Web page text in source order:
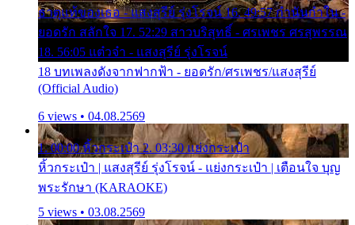
ธาตุแท้ของเธอ - แสงสุรีย์ รุ่งโรจน์ 16. 49:57 กำนันกำใน -
ยอดรัก สลักใจ 17. 52:29 สาวบริสุทธิ์ - ศรเพชร ศรสุพรรณ
18. 56:05 แต๋วจ๋า - แสงสุรีย์ รุ่งโรจน์
18 บทเพลงดังจากฟากฟ้า - ยอดรัก/ศรเพชร/แสงสุรีย์
(Official Audio)
6 views • 04.08.2569
1. 00:00 หิ้วกระเป๋า 2. 03:30 แย่งกระเป๋า
หิ้วกระเป๋า | แสงสุรีย์ รุ่งโรจน์ - แย่งกระเป๋า | เตือนใจ บุญ
พระรักษา (KARAOKE)
5 views • 03.08.2569